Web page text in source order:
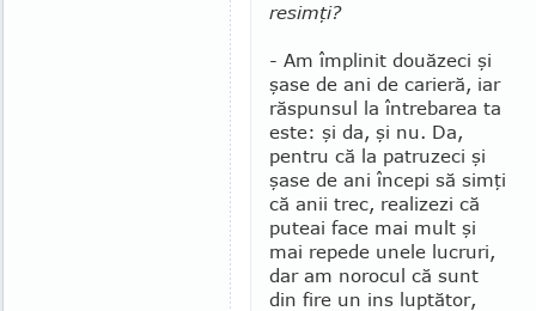
resimţi?
- Am împlinit douăzeci şi
şase de ani de carieră, iar
răspunsul la întrebarea ta
este: şi da, şi nu. Da,
pen­tru că la patruzeci şi
şase de ani începi să simţi
că anii trec, realizezi că
puteai face mai mult şi
mai re­pede unele lucruri,
dar am norocul că sunt
din fire un ins luptător,